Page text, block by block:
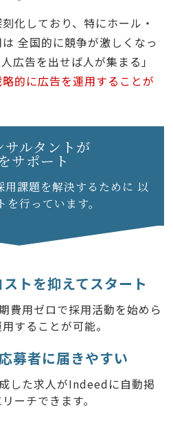
化しており、特にホール・
全国的に競争が激しくなっ
広告を出せば人が集まる」
略的に広告を運用することが
サルタントが
サポート
課題を解決するために 以
を行っています。
トを抑えてスタート
費用ゼロで採用活動を始めら
することが可能。
募者に届きやすい
した求人がIndeedに自動掲
ーチできます。